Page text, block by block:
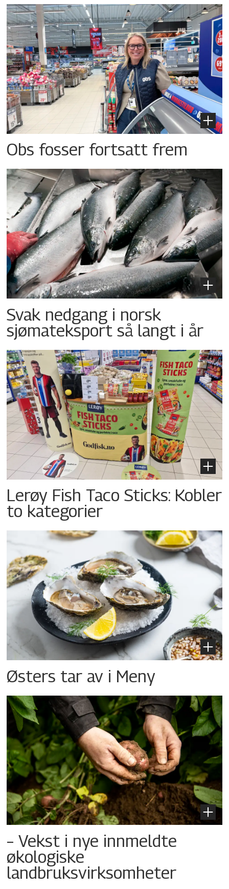
Obs fosser fortsatt frem
Svak nedgang i norsk
sjømateksport så langt i år
Lerøy Fish Taco Sticks: Kobler
to kategorier
Østers tar av i Meny
– Vekst i nye innmeldte
økologiske
landbruksvirksomheter